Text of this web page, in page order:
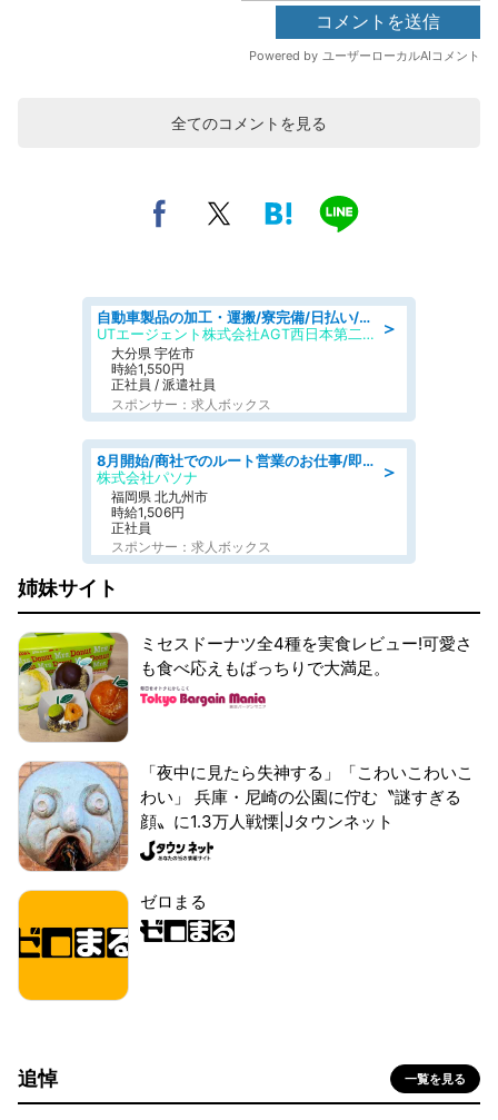
全てのコメントを見る
＞
自動車製品の加工・運搬/寮完備/日払い/工場・製造
UTエージェント株式会社AGT西日本第二CU
大分県 宇佐市
時給1,550円
正社員 / 派遣社員
スポンサー：求人ボックス
＞
8月開始/商社でのルート営業のお仕事/即日勤務可/車通勤可/営業
株式会社パソナ
福岡県 北九州市
時給1,506円
正社員
スポンサー：求人ボックス
姉妹サイト
ミセスドーナツ全4種を実食レビュー!可愛さ
も食べ応えもばっちりで大満足。
「夜中に見たら失神する」「こわいこわいこ
わい」 兵庫・尼崎の公園に佇む〝謎すぎる
顔〟に1.3万人戦慄|Jタウンネット
ゼロまる
追悼 一覧を見る